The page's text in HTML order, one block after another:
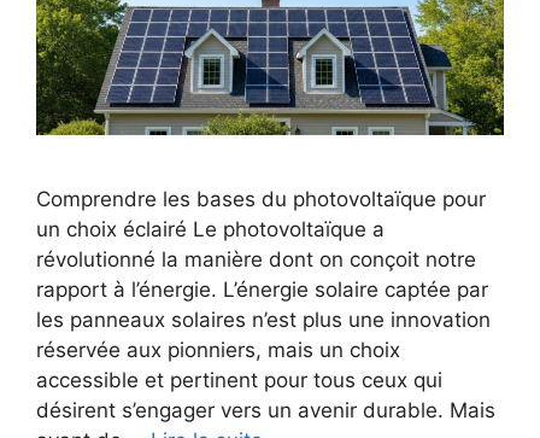
Comprendre les bases du photovoltaïque pour
un choix éclairé Le photovoltaïque a
révolutionné la manière dont on conçoit notre
rapport à l’énergie. L’énergie solaire captée par
les panneaux solaires n’est plus une innovation
réservée aux pionniers, mais un choix
accessible et pertinent pour tous ceux qui
désirent s’engager vers un avenir durable. Mais